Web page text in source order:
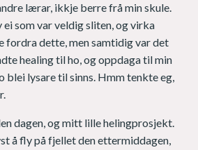
lærar, ikkje berre frå min skule.
ei som var veldig sliten, og virka
fordra dette, men samtidig var det
healing til ho, og oppdaga til min
blei lysare til sinns. Hmm tenkte eg,
dagen, og mitt lille helingprosjekt.
å fly på fjellet den ettermiddagen,